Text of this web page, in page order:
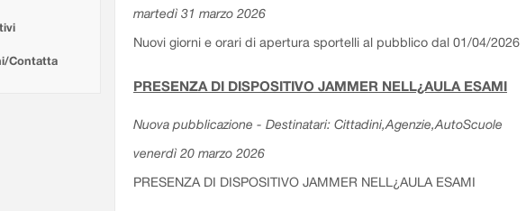
Contatta
martedì 31 marzo 2026
Nuovi giorni e orari di apertura sportelli al pubblico dal 01/04/2026
PRESENZA DI DISPOSITIVO JAMMER NELL¿AULA ESAMI
Nuova pubblicazione - Destinatari: Cittadini,Agenzie,AutoScuole
venerdì 20 marzo 2026
PRESENZA DI DISPOSITIVO JAMMER NELL¿AULA ESAMI